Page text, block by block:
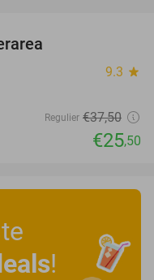
9.3 star
Regulier €37,50
€25,50
!